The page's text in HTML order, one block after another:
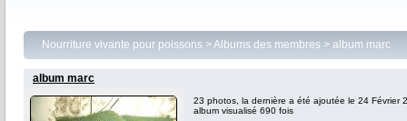
Nourriture vivante pour poissons >Albums des membres > album marc
album marc
23 photos, la dernière a été ajoutée le 24 Février
album visualisé 690 fois